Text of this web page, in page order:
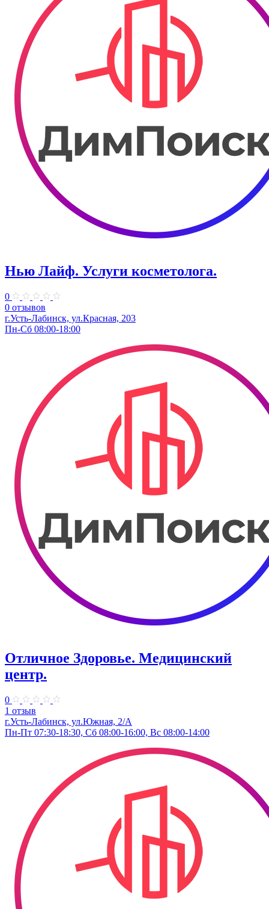
Нью Лайф. Услуги косметолога.
0
0 отзывов
г.Усть-Лабинск, ул.Красная, 203
Пн-Сб 08:00-18:00
Отличное Здоровье. Медицинский
центр.
0
1 отзыв
г.Усть-Лабинск, ул.Южная, 2/А
Пн-Пт 07:30-18:30, Сб 08:00-16:00, Вс 08:00-14:00